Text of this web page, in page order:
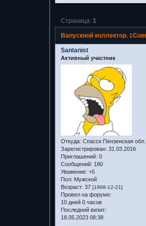
Вапускной коллектор.
Страница: 1
Santanist
Активный участник
Откуда: Спасск Пензенская обл.
Зарегистрирован: 31.03.2016
Приглашений: 0
Сообщений: 180
Уважение: +5
Пол: Мужской
Возраст: 37 [1988-12-21]
Провел на форуме:
10 дней 0 часов
Последний визит:
18.05.2023 08:38